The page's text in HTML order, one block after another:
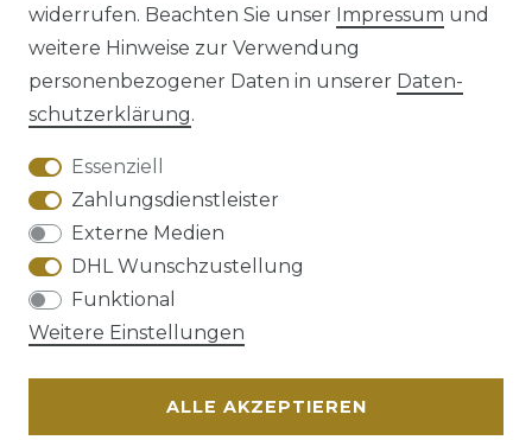
AGB Barrierefreiheitserklärung
Widerrufs­recht
widerrufen. Beachten Sie unser Impressum und
weitere Hinweise zur Verwendung
personenbezogener Daten in unserer Daten­
schutz­erklärung.
Essenziell
Zahlungsdienstleister
Externe Medien
DHL Wunschzustellung
Funktional
Weitere Einstellungen
ALLE AKZEPTIEREN